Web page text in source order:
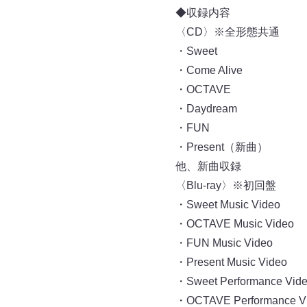
◆収録内容
〈CD〉※全形態共通
・Sweet
・Come Alive
・OCTAVE
・Daydream
・FUN
・Present（新曲）
他、新曲収録
〈Blu-ray〉※初回盤
・Sweet Music Video
・OCTAVE Music Video
・FUN Music Video
・Present Music Video
・Sweet Performance
・OCTAVE Performance